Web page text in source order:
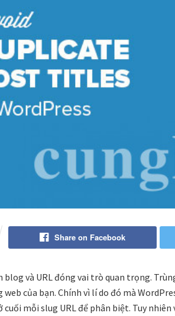
Share on Facebook
blog và URL đóng vai trò quan trọng.
của bạn. Chính vì lí do đó mà
mỗi slug URL để phân biệt. Tuy